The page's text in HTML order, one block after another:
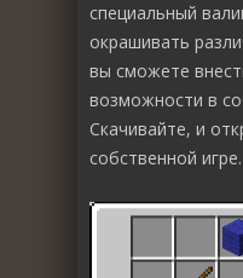
специальный
окрашивать
вы сможете
возможности в
Скачивайте, и
собственной игре.